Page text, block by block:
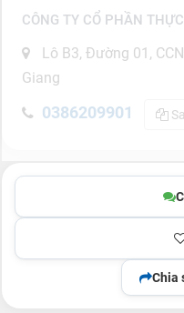
CÔNG TY CỔ PHẦN
Lô B3, Đường 01,
Giang
0386209901
Chia